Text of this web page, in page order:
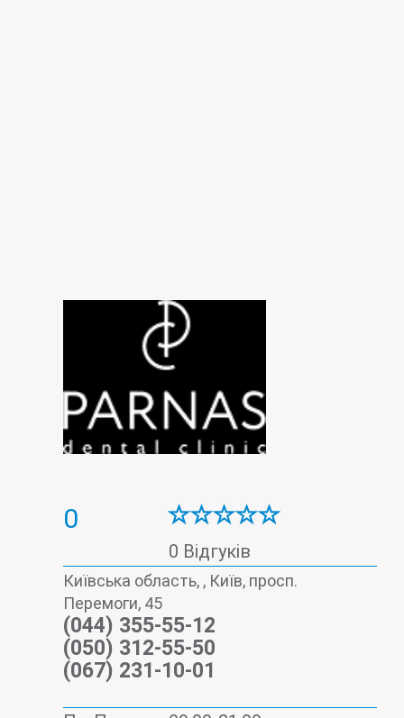
0
0 Відгуків
Київська область, , Київ, просп.
Перемоги, 45
(044) 355-55-12
(050) 312-55-50
(067) 231-10-01